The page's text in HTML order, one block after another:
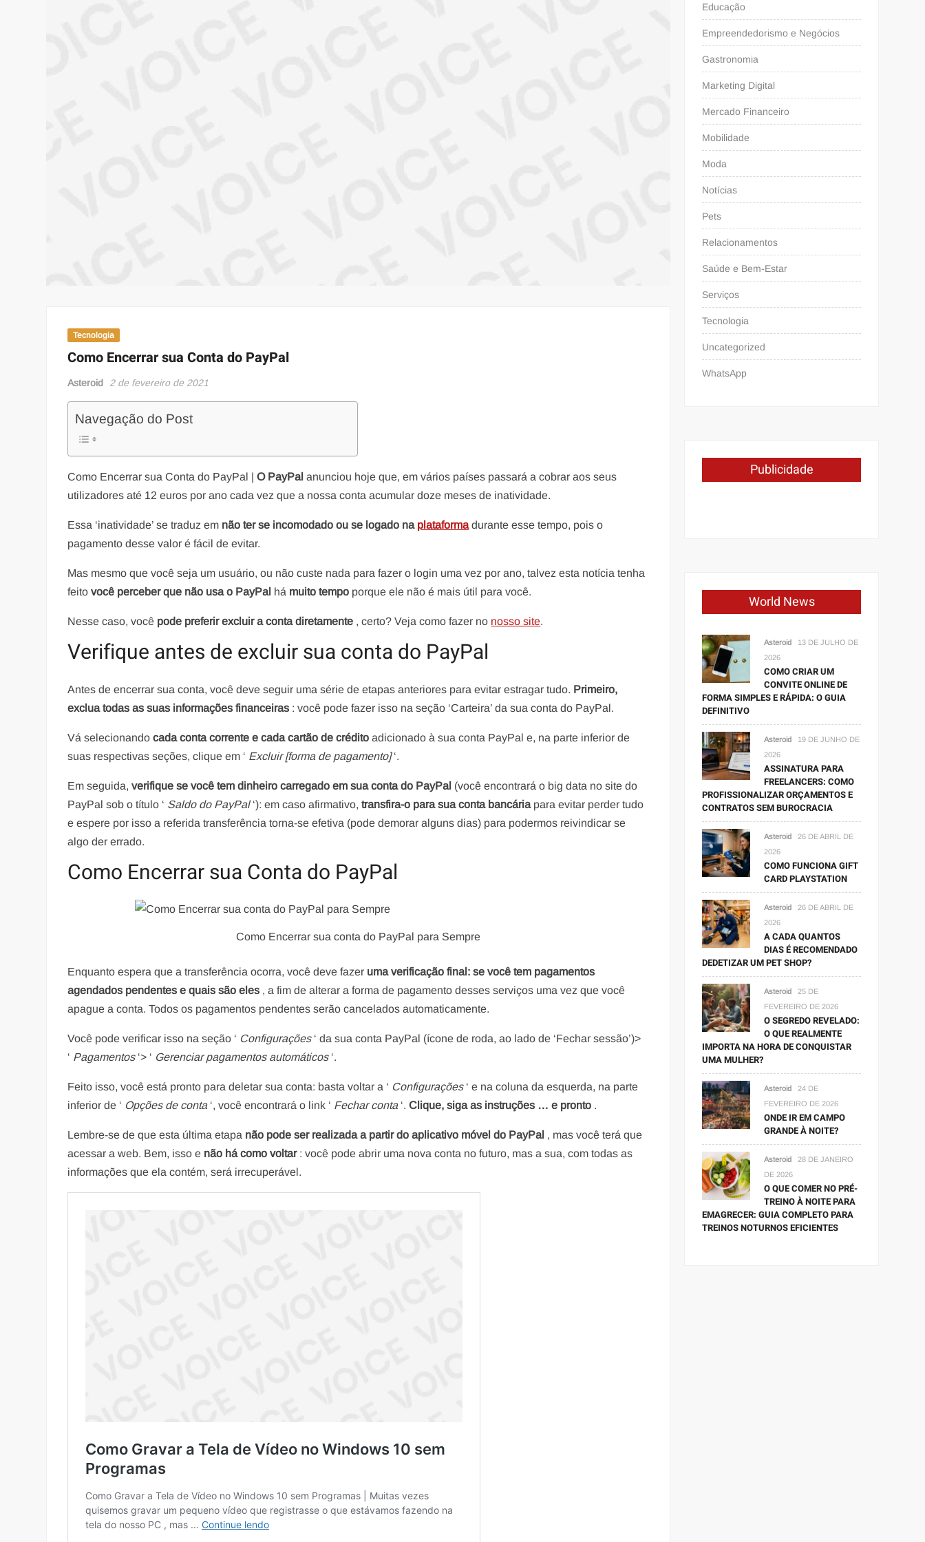
Tecnologia
Como Encerrar sua Conta do PayPal
Asteroid 2 de fevereiro de 2021
Navegação do Post
Como Encerrar sua Conta do PayPal |O PayPal anunciou hoje que, em vários países passará a cobrar aos seus
utilizadores até 12 euros por ano cada vez que a nossa conta acumular doze meses de inatividade.
Essa ‘inatividade’ se traduz em não ter se incomodado ou se logado na plataformadurante esse tempo, pois o
pagamento desse valor é fácil de evitar.
Mas mesmo que você seja um usuário, ou não custe nada para fazer o login uma vez por ano, talvez esta notícia tenha
feitovocê perceber que não usa o PayPal há muito tempo porque ele não é mais útil para você.
Nesse caso, você pode preferir excluir a conta diretamente , certo? Veja como fazer no nosso site.
Verifique antes de excluir sua conta do PayPal
Antes de encerrar sua conta, você deve seguir uma série de etapas anteriores para evitar estragar tudo. Primeiro,
exclua todas as suas informações financeiras : você pode fazer isso na seção ‘Carteira’ da sua conta do PayPal.
Vá selecionandocada conta corrente e cada cartão de crédito adicionado à sua conta PayPal e, na parte inferior de
suas respectivas seções, clique em ‘ Excluir [forma de pagamento]‘.
Em seguida,verifique se você tem dinheiro carregado em sua conta do PayPal (você encontrará o big data no site do
PayPal sob o título ‘ Saldo do PayPal‘): em caso afirmativo,transfira-o para sua conta bancáriapara evitar perder tudo
e espere por isso a referida transferência torna-se efetiva (pode demorar alguns dias) para podermos reivindicar se
algo der errado.
Como Encerrar sua Conta do PayPal
Como Encerrar sua conta do PayPal para Sempre
Enquanto espera que a transferência ocorra, você deve fazer uma verificação final: se você tem pagamentos
agendados pendentes e quais são eles , a fim de alterar a forma de pagamento desses serviços uma vez que você
apague a conta. Todos os pagamentos pendentes serão cancelados automaticamente.
Você pode verificar isso na seção ‘ Configurações‘ da sua conta PayPal (ícone de roda, ao lado de ‘Fechar sessão’)>
‘ Pagamentos‘> ‘ Gerenciar pagamentos automáticos‘.
Feito isso, você está pronto para deletar sua conta: basta voltar a ‘ Configurações‘ e na coluna da esquerda, na parte
inferior de ‘ Opções de conta‘, você encontrará o link ‘ Fechar conta‘.Clique, siga as instruções … e pronto .
Lembre-se de que esta última etapa não pode ser realizada a partir do aplicativo móvel do PayPal , mas você terá que
acessar a web. Bem, isso e não há como voltar: você pode abrir uma nova conta no futuro, mas a sua, com todas as
informações que ela contém, será irrecuperável.
Educação
Empreendedorismo e Negócios
Gastronomia
Marketing Digital
Mercado Financeiro
Mobilidade
Moda
Notícias
Pets
Relacionamentos
Saúde e Bem-Estar
Serviços
Tecnologia
Uncategorized
WhatsApp
Publicidade
World News
Asteroid
13 DE JULHO DE
2026
COMO CRIAR UM
CONVITE ONLINE DE
FORMA SIMPLES E RÁPIDA: O GUIA
DEFINITIVO
Asteroid
19 DE JUNHO DE
2026
ASSINATURA PARA
FREELANCERS: COMO
PROFISSIONALIZAR ORÇAMENTOS E
CONTRATOS SEM BUROCRACIA
Asteroid
26 DE ABRIL DE
2026
COMO FUNCIONA GIFT
CARD PLAYSTATION
Asteroid
26 DE ABRIL DE
2026
A CADA QUANTOS
DIAS É RECOMENDADO
DEDETIZAR UM PET SHOP?
Asteroid
25 DE
FEVEREIRO DE 2026
O SEGREDO REVELADO:
O QUE REALMENTE
IMPORTA NA HORA DE CONQUISTAR
UMA MULHER?
Asteroid
24 DE
FEVEREIRO DE 2026
ONDE IR EM CAMPO
GRANDE À NOITE?
Asteroid
28 DE JANEIRO
DE 2026
O QUE COMER NO PRÉ-
TREINO À NOITE PARA
EMAGRECER: GUIA COMPLETO PARA
TREINOS NOTURNOS EFICIENTES